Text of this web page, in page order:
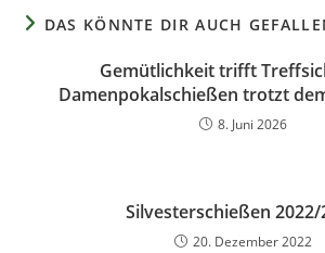
DAS KÖNNTE DIR AUCH
Gemütlichkeit trifft
Damenpokalschießen trotzt
8. Juni 2026
Silvesterschießen 2022/
20. Dezember 2022